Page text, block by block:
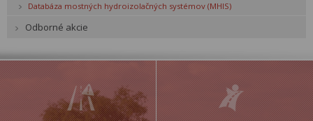
Databáza mostných hydroizolačných systémov (MHIS)
Odborné akcie